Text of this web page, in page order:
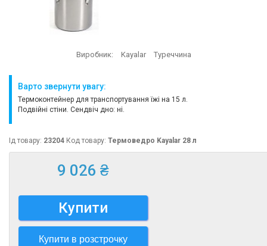
Виробник: Kayalar Туреччина
Варто звернути увагу:
Термоконтейнер для транспортування їжі на 15 л.
Подвійні стіни. Сендвіч дно: ні.
Ід товару: 23204 Код товару: Термоведро Kayalar 28 л
9 026 ₴
Купити
Купити в розстрочку